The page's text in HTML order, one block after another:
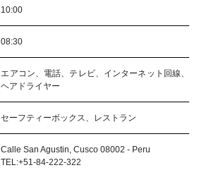
10:00
08:30
エアコン、電話、テレビ、インターネット回線、
ヘアドライヤー
セーフティーボックス、レストラン
Calle San Agustin, Cusco 08002 - Peru
TEL:+51-84-222-322